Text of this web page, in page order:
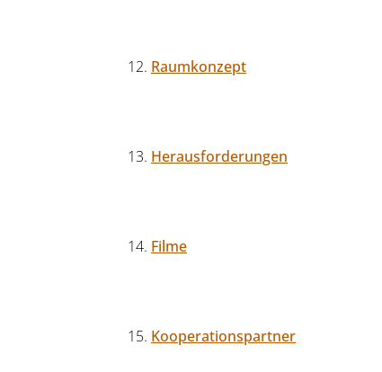
Raumkonzept
Herausforderungen
Filme
Kooperationspartner